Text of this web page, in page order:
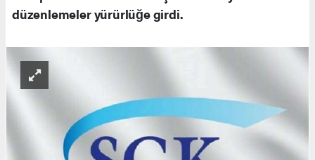
düzenlemeler yürürlüğe girdi.